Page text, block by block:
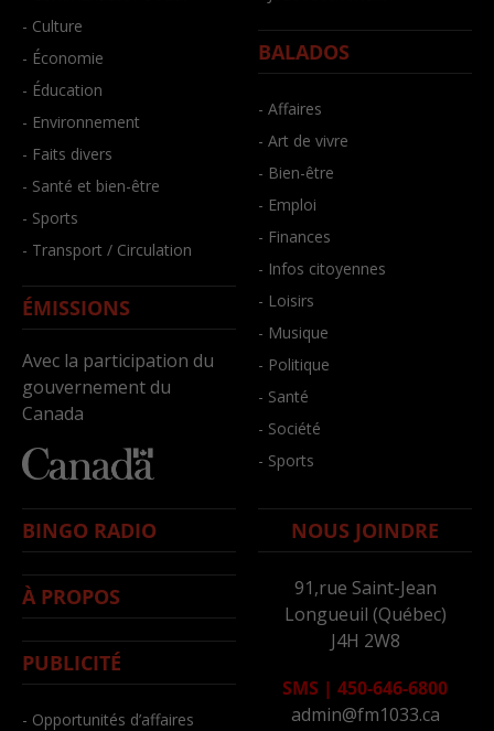
- Culture
- Économie
- Éducation
- Environnement
- Faits divers
- Santé et bien-être
- Sports
- Transport / Circulation
ÉMISSIONS
Avec la participation du
gouvernement du
Canada
BALADOS
- Affaires
- Art de vivre
- Bien-être
- Emploi
- Finances
- Infos citoyennes
- Loisirs
- Musique
- Politique
- Santé
- Société
- Sports
BINGO RADIO
À PROPOS
PUBLICITÉ
- Opportunités d’affaires
NOUS JOINDRE
91,rue Saint-Jean
Longueuil (Québec)
J4H 2W8
SMS | 450-646-6800
admin@fm1033.ca